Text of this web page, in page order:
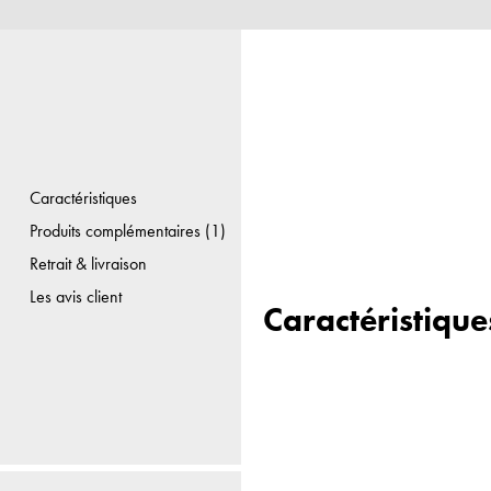
Caractéristiques
Produits complémentaires (1)
Retrait & livraison
Les avis client